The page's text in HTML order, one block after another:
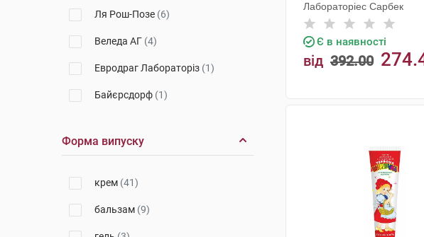
Ля Рош-Позе (6)
Веледа АГ (4)
Евродраг Лабораторіз (1)
Байєрсдорф (1)
Лабораторіес Сарбек(3)
КОСМОНДЕ А.С. ЧЕСЬКА
Форма випуску
крем (41)
бальзам (9)
Лабораторіес Сарбек
Є в наявності
від 392.00